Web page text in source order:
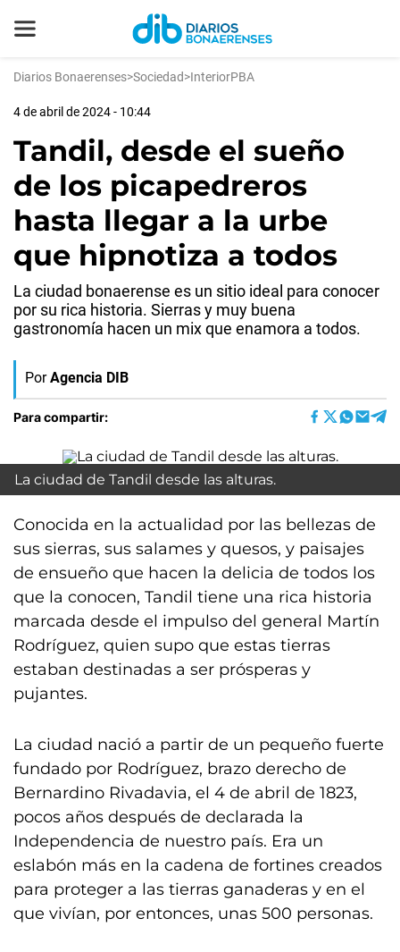
Diarios Bonaerenses>Sociedad>InteriorPBA
4 de abril de 2024 - 10:44
Tandil, desde el sueño
de los picapedreros
hasta llegar a la urbe
que hipnotiza a todos
La ciudad bonaerense es un sitio ideal para conocer
por su rica historia. Sierras y muy buena
gastronomía hacen un mix que enamora a todos.
Por Agencia DIB
Para compartir:
La ciudad de Tandil desde las alturas.
Conocida en la actualidad por las bellezas de
sus sierras, sus salames y quesos, y paisajes
de ensueño que hacen la delicia de todos los
que la conocen, Tandil tiene una rica historia
marcada desde el impulso del general Martín
Rodríguez, quien supo que estas tierras
estaban destinadas a ser prósperas y
pujantes.
La ciudad nació a partir de un pequeño fuerte
fundado por Rodríguez, brazo derecho de
Bernardino Rivadavia, el 4 de abril de 1823,
pocos años después de declarada la
Independencia de nuestro país. Era un
eslabón más en la cadena de fortines creados
para proteger a las tierras ganaderas y en el
que vivían, por entonces, unas 500 personas.